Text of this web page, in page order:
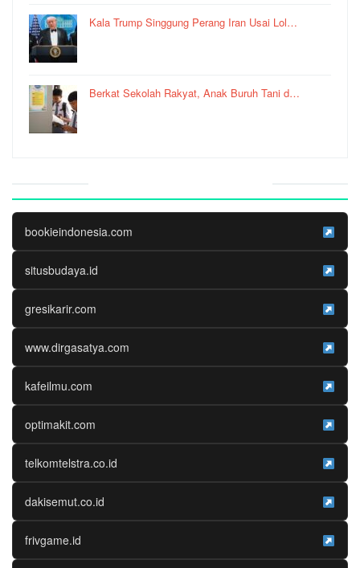
Kala Trump Singgung Perang Iran Usai Lol…
Berkat Sekolah Rakyat, Anak Buruh Tani d…
bookieindonesia.com
situsbudaya.id
gresikarir.com
www.dirgasatya.com
kafeilmu.com
optimakit.com
telkomtelstra.co.id
dakisemut.co.id
frivgame.id